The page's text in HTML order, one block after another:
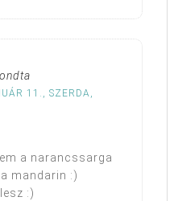
11., SZERDA,
a narancssarga
mandarin :)
:)